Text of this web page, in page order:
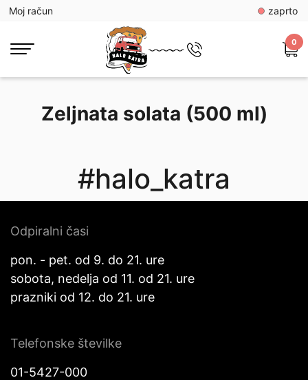
Moj račun zaprto
0
Zeljnata solata (500 ml)
#halo_katra
Odpiralni časi
pon. - pet. od 9. do 21. ure
sobota, nedelja od 11. od 21. ure
prazniki od 12. do 21. ure
Telefonske številke
01-5427-000